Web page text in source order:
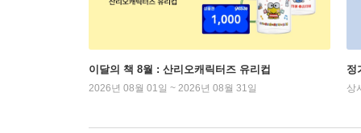
이달의 책 8월 : 산리오캐릭터즈 유리컵
2026년 08월 01일 ~ 2026년 08월 31일
정
상